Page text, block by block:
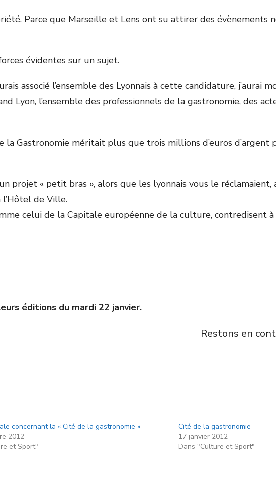
Parce que Marseille et Lens ont su attirer des évènements
évidentes sur un sujet.
associé l’ensemble des Lyonnais à cette candidature, j’aurai
Lyon, l’ensemble des professionnels de la gastronomie, des
Gastronomie méritait plus que trois millions d’euros
projet « petit bras », alors que les lyonnais vous le
de Ville.
celui de la Capitale européenne de la culture, contredisent à
éditions du mardi 22 janvier.
Restons en
concernant la « Cité de la gastronomie »
2012
et Sport"
Cité de la gastronomie
17 janvier 2012
Dans "Culture et Sport"